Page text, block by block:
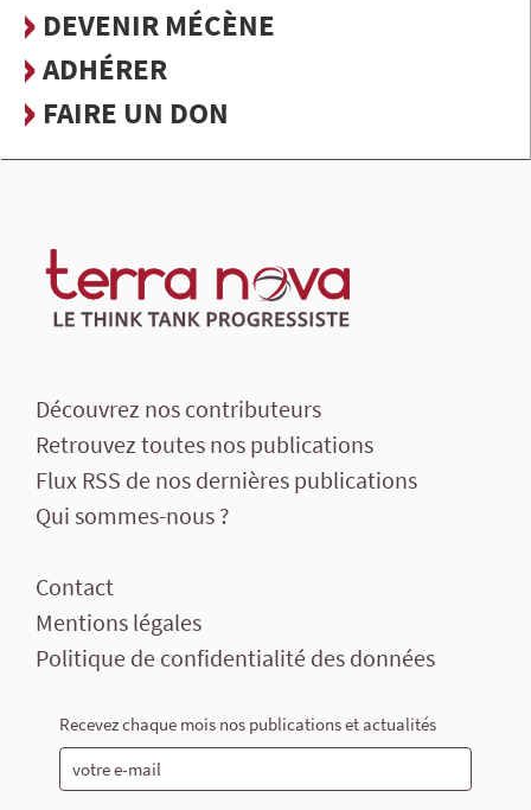
DEVENIR MÉCÈNE
ADHÉRER
FAIRE UN DON
Découvrez nos contributeurs
Retrouvez toutes nos publications
Flux RSS de nos dernières publications
Qui sommes-nous ?
Contact
Mentions légales
Politique de confidentialité des données
Recevez chaque mois nos publications et actualités